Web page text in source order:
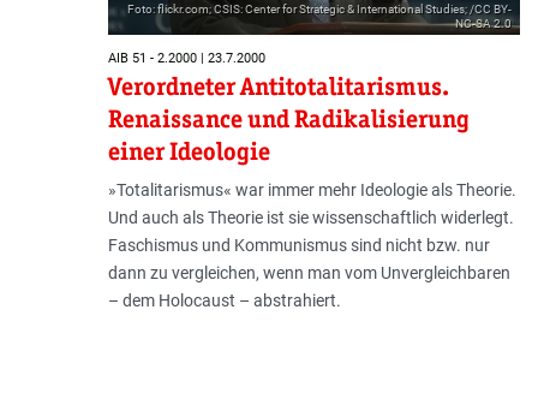
Foto: flickr.com; CSIS: Center for Strategic & International Studies; /CC BY-
NC-SA 2.0
AIB 51 - 2.2000 | 23.7.2000
Verordneter Antitotalitarismus.
Renaissance und Radikalisierung
einer Ideologie
»Totalitarismus« war immer mehr Ideologie als Theorie.
Und auch als Theorie ist sie wissenschaftlich widerlegt.
Faschismus und Kommunismus sind nicht bzw. nur
dann zu vergleichen, wenn man vom Unvergleichbaren
– dem Holocaust – abstrahiert.